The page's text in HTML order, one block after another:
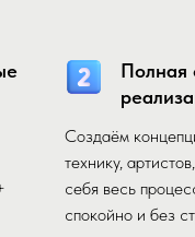
Полная
Создаём
технику,
себя весь
спокойно и без